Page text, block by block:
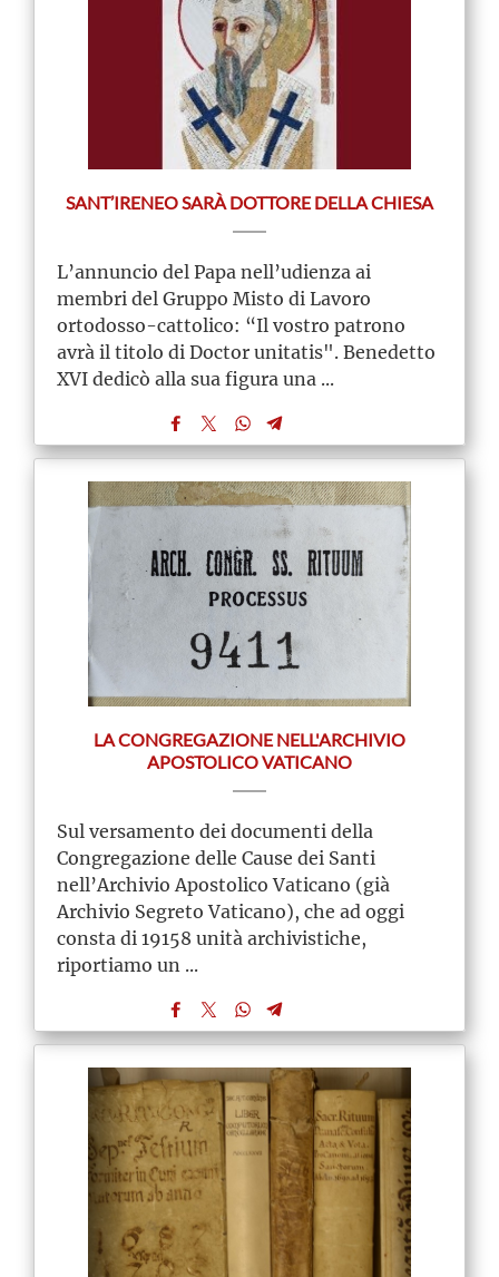
SANT’IRENEO SARÀ DOTTORE DELLA CHIESA
L’annuncio del Papa nell’udienza ai
membri del Gruppo Misto di Lavoro
ortodosso-cattolico: “Il vostro patrono
avrà il titolo di Doctor unitatis". Benedetto
XVI dedicò alla sua figura una ...
LA CONGREGAZIONE NELL'ARCHIVIO
APOSTOLICO VATICANO
Sul versamento dei documenti della
Congregazione delle Cause dei Santi
nell’Archivio Apostolico Vaticano (già
Archivio Segreto Vaticano), che ad oggi
consta di 19158 unità archivistiche,
riportiamo un ...